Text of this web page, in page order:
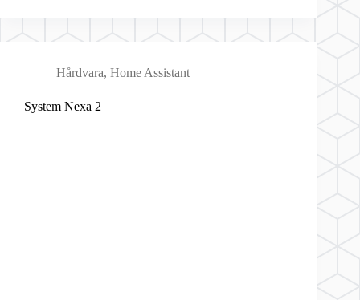
Hårdvara, Home Assistant
System Nexa 2